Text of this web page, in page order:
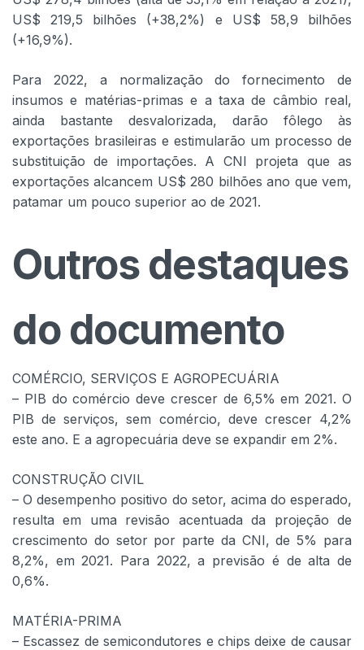
US$ 219,5 bilhões (+38,2%) e US$ 58,9 bilhões
(+16,9%).
Para 2022, a normalização do fornecimento de
insumos e matérias-primas e a taxa de câmbio real,
ainda bastante desvalorizada, darão fôlego às
exportações brasileiras e estimularão um processo de
substituição de importações. A CNI projeta que as
exportações alcancem US$ 280 bilhões ano que vem,
patamar um pouco superior ao de 2021.
Outros destaques
do documento
COMÉRCIO, SERVIÇOS E AGROPECUÁRIA
– PIB do comércio deve crescer de 6,5% em 2021. O
PIB de serviços, sem comércio, deve crescer 4,2%
este ano. E a agropecuária deve se expandir em 2%.
CONSTRUÇÃO CIVIL
– O desempenho positivo do setor, acima do esperado,
resulta em uma revisão acentuada da projeção de
crescimento do setor por parte da CNI, de 5% para
8,2%, em 2021. Para 2022, a previsão é de alta de
0,6%.
MATÉRIA-PRIMA
– Escassez de semicondutores e chips deixe de causar